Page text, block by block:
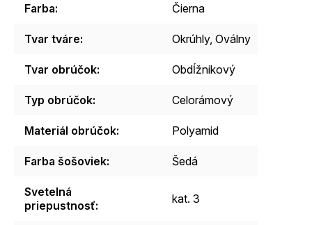
Farba: Čierna
Tvar tváre: Okrúhly, Oválny
Tvar obrúčok: Obdĺžnikový
Typ obrúčok: Celorámový
Materiál obrúčok: Polyamid
Farba šošoviek: Šedá
Svetelná
priepustnosť: kat. 3